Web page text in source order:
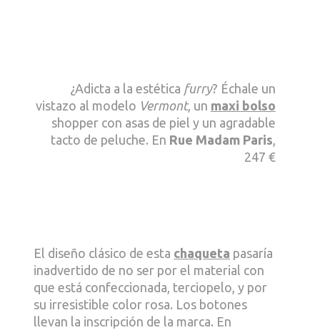
¿Adicta a la estética furry? Échale un
vistazo al modelo Vermont, un maxi bolso
shopper con asas de piel y un agradable
tacto de peluche. En Rue Madam Paris
247 €
El diseño clásico de esta chaqueta pasaría
inadvertido de no ser por el material con
que está confeccionada, terciopelo, y por
su irresistible color rosa. Los botones
llevan la inscripción de la marca. En